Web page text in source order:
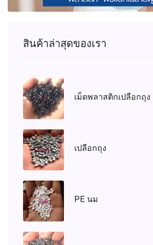
สินค้าล่าสุดของเรา
เม็ดพลาสติกเปลือกถุง
เปลือกถุง
PE นม